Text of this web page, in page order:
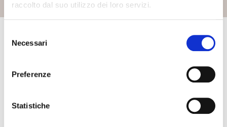
raccolto dal suo utilizzo dei loro servizi.
delNecessari
Preferenze
Statistiche